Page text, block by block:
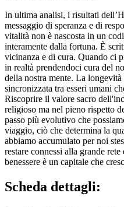
In ultima analisi, i risultati
messaggio di speranza e di
vitalità non è nascosta in un
interamente dalla fortuna. È
vicinanza e di cura. Quando ci
in realtà prendendoci cura del
della nostra mente. La
sincronizzata tra esseri umani
Riscoprire il valore sacro
religioso ma nel pieno rispetto
passo più evolutivo che
viaggio, ciò che determina la
abbiamo accumulato per noi
restare connessi alla grande
benessere è un capitale che
Scheda dettagli: